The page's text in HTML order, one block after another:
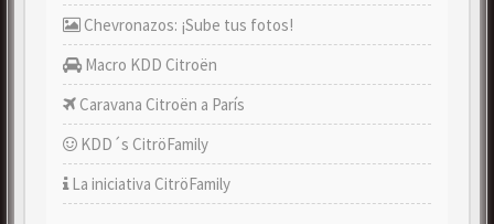
Chevronazos: ¡Sube tus fotos!
Macro KDD Citroën
Caravana Citroën a París
KDD´s CitröFamily
La iniciativa CitröFamily